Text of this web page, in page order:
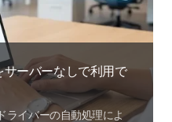
ーバーなしで利用で
ライバーの自動処理によ